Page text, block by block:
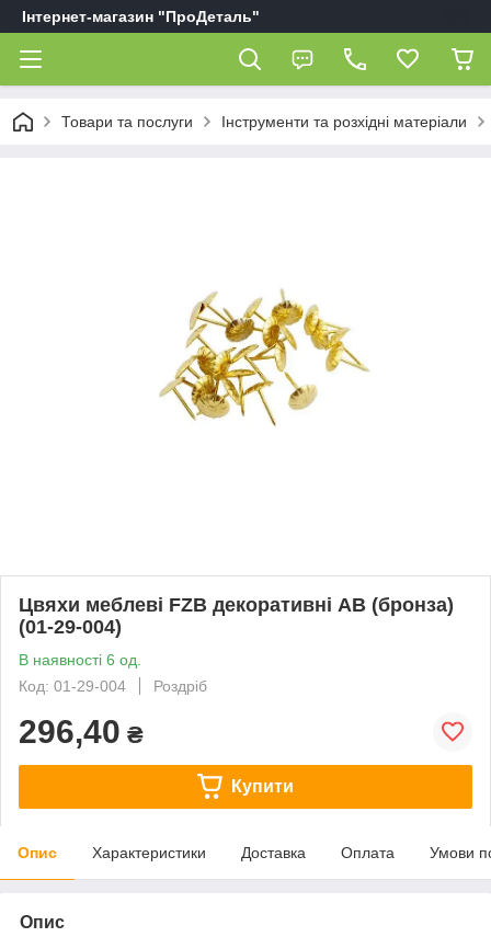
Інтернет-магазин "ПроДеталь"
Товари та послуги Інструменти та розхідні матеріали
Цвяхи меблеві FZB декоративні AB (бронза)
(01-29-004)
В наявності 6 од.
Код: 01-29-004
Роздріб
296,40 ₴
Купити
Опис Характеристики Доставка Оплата Умови
Опис